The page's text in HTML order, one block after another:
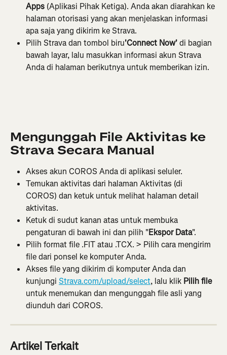
Apps (Aplikasi Pihak Ketiga). Anda akan diarahkan ke
halaman otorisasi yang akan menjelaskan informasi
apa saja yang dikirim ke Strava.
Pilih Strava dan tombol biru'Connect Now' di bagian
bawah layar, lalu masukkan informasi akun Strava
Anda di halaman berikutnya untuk memberikan izin.
Mengunggah File Aktivitas ke
Strava Secara Manual
Akses akun COROS Anda di aplikasi seluler.
Temukan aktivitas dari halaman Aktivitas (di
COROS) dan ketuk untuk melihat halaman detail
aktivitas.
Ketuk di sudut kanan atas untuk membuka
pengaturan di bawah ini dan pilih "Ekspor Data".
Pilih format file .FIT atau .TCX. > Pilih cara mengirim
file dari ponsel ke komputer Anda.
Akses file yang dikirim di komputer Anda dan
kunjungi Strava.com/upload/select, lalu klik Pilih file
untuk menemukan dan mengunggah file asli yang
diunduh dari COROS.
Artikel Terkait